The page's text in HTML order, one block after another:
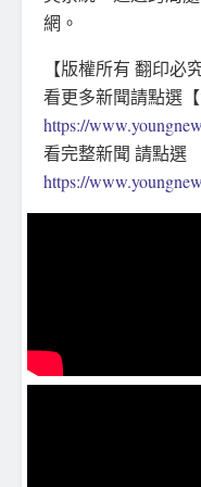
網。
【版權所有 翻印必
看更多新聞請點選【
https://
看完整新聞 請點
https://